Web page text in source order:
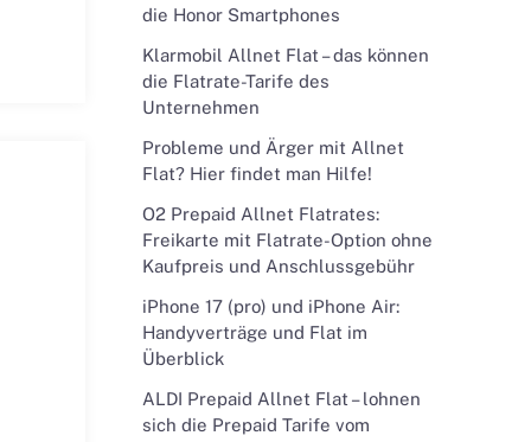
die Honor Smartphones
Klarmobil Allnet Flat – das können
die Flatrate-Tarife des
Unternehmen
Probleme und Ärger mit Allnet
Flat? Hier findet man Hilfe!
O2 Prepaid Allnet Flatrates:
Freikarte mit Flatrate-Option ohne
Kaufpreis und Anschlussgebühr
iPhone 17 (pro) und iPhone Air:
Handyverträge und Flat im
Überblick
ALDI Prepaid Allnet Flat – lohnen
sich die Prepaid Tarife vom